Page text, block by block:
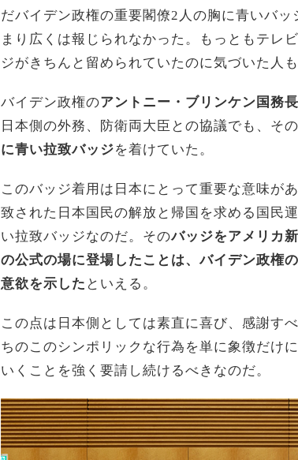
だバイデン政権の重要閣僚2人の胸に青いバ
まり広くは報じられなかった。もっともテレ
ジがきちんと留められていたのに気づいた人も
バイデン政権のアントニー・ブリンケン国務
日本側の外務、防衛両大臣との協議でも、そ
に青い拉致バッジを着けていた。
このバッジ着用は日本にとって重要な意味が
致された日本国民の解放と帰国を求める国民
い拉致バッジなのだ。そのバッジをアメリカ
の公式の場に登場したことは、バイデン政権
意欲を示した といえる。
この点は日本側としては素直に喜び、感謝す
ちのこのシンポリックな行為を単に象徴だけ
いくことを強く要請し続けるべきなのだ。